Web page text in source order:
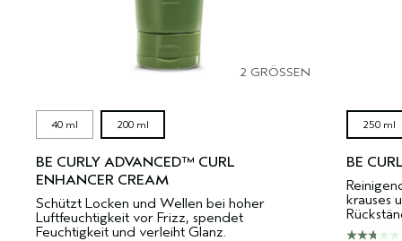
2 GRÖSSEN
40 ml 200 ml
BE CURLY ADVANCED™ CURL
ENHANCER CREAM
Schützt Locken und Wellen bei hoher
Luftfeuchtigkeit vor Frizz, spendet
Feuchtigkeit und verleiht Glanz.
250 ml
BE
krauses